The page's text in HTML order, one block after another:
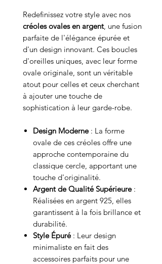
Redefinissez votre style avec nos
créoles ovales en argent, une fusion
parfaite de l'élégance épurée et
d'un design innovant. Ces boucles
d'oreilles uniques, avec leur forme
ovale originale, sont un véritable
atout pour celles et ceux cherchant
à ajouter une touche de
sophistication à leur garde-robe.
Design Moderne: La forme
ovale de ces créoles offre une
approche contemporaine du
classique cercle, apportant une
touche d'originalité.
Argent de Qualité Supérieure:
Réalisées en argent 925, elles
garantissent à la fois brillance et
durabilité.
Style Épuré: Leur design
minimaliste en fait des
accessoires parfaits pour une